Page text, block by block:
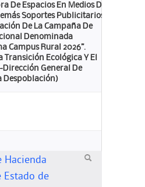
De Espacios En Medios De
Soportes Publicitarios
De La Campaña De
Denominada
Campus Rural 2026”.
Transición Ecológica Y El
General De
Despoblación)
Hacienda
Estado de